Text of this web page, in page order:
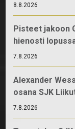
8.8.2026
Pisteet jakoon
hienosti
7.8.2026
Alexander
osana SJK
7.8.2026